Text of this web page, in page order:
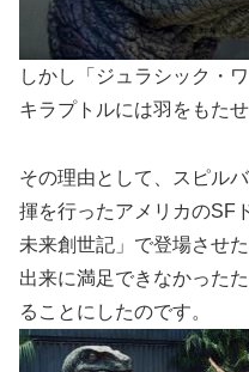
しかし「ジュラシック・
キラプトルには羽をもた
その理由として、スピル
揮を行ったアメリカのSF
未来創世記」で登場させ
出来に満足できなかった
ることにしたのです。